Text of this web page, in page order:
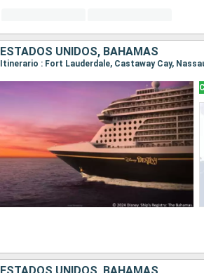
ESTADOS UNIDOS, BAHAMAS
Itinerario : Fort Lauderdale, Castaway Cay,